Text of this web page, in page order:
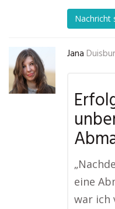
Nachricht
Jana
eine
war ich